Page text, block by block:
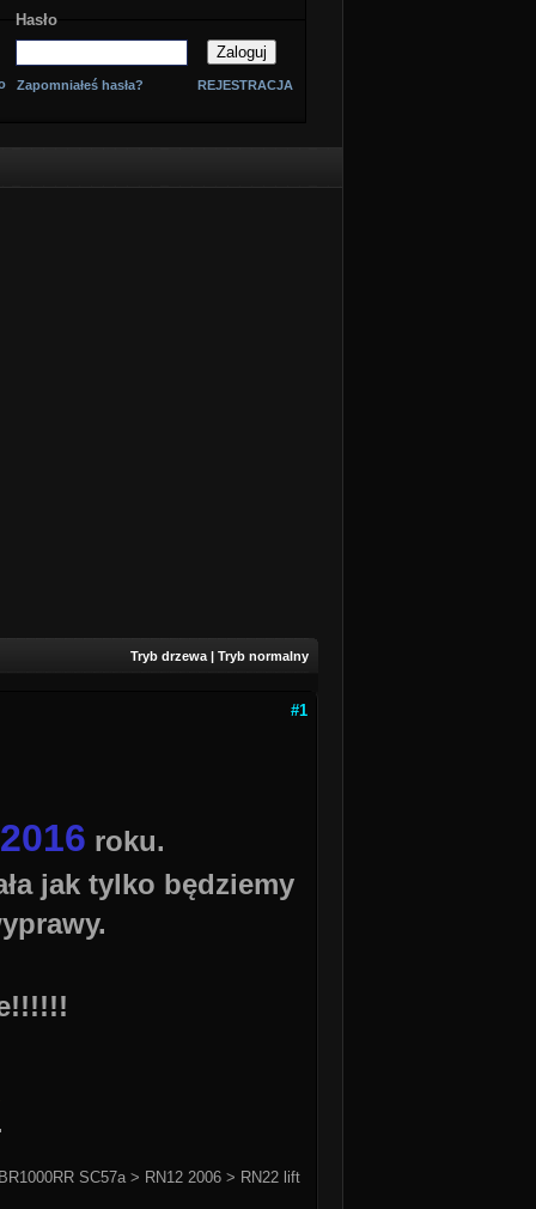
Hasło
Zapomniałeś hasła? REJESTRACJA
Tryb drzewa | Tryb normalny
#1
2016 roku.
jak tylko będziemy
SC57a > RN12 2006 > RN22 lift